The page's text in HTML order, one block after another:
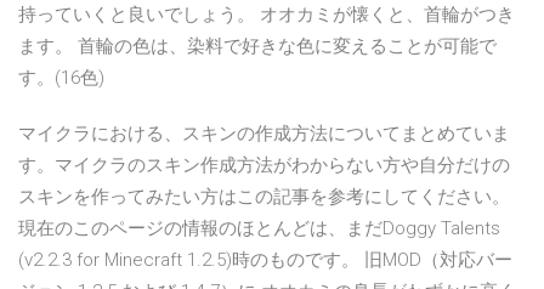
持っていくと良いでしょう。 オオカミが懐くと、首輪がつき
ます。 首輪の色は、染料で好きな色に変えることが可能で
す。(16色)
マイクラにおける、スキンの作成方法についてまとめていま
す。マイクラのスキン作成方法がわからない方や自分だけの
スキンを作ってみたい方はこの記事を参考にしてください。
現在のこのページの情報のほとんどは、まだDoggy Talents
(v2.2.3 for Minecraft 1.2.5)時のものです。 旧MOD（対応バー